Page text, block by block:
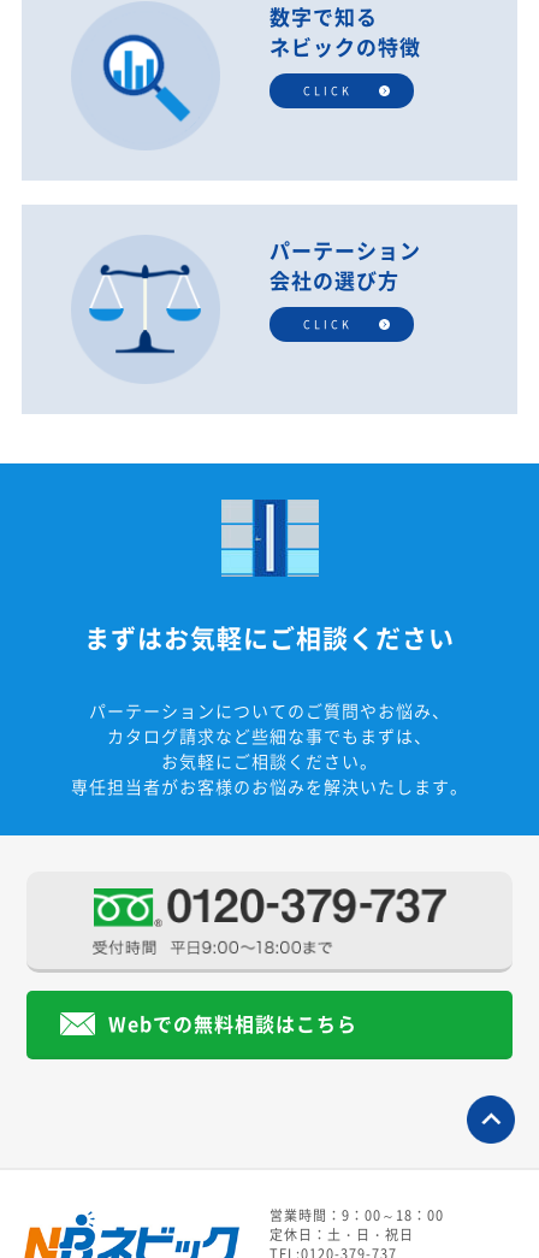
数字で知る
ネビックの特徴
CLICK
パーテーション
会社の選び方
CLICK
まずはお気軽にご相談ください
パーテーションについてのご質問やお悩み、
カタログ請求など些細な事でもまずは、
お気軽にご相談ください。
専任担当者がお客様のお悩みを解決いたします。
Webでの無料相談はこちら
営業時間：9：00～18：00
定休日：土・日・祝日